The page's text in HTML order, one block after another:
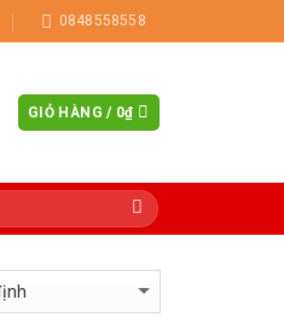
0848558558
GIỎ HÀNG / 0₫